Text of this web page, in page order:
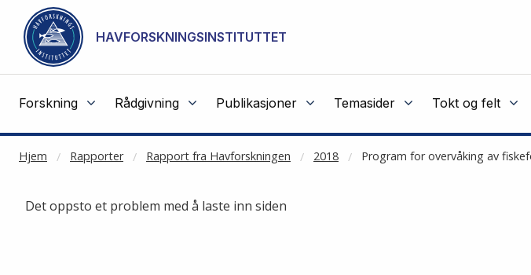
Gå til hovedinnhold
HAVFORSKNINGSINSTITUTTET
Forskning Rådgivning Publikasjoner Temasider Tokt og felt
Hjem Rapporter Rapport fra Havforskningen 2018 Program for overvåking av
Det oppsto et problem med å laste inn siden